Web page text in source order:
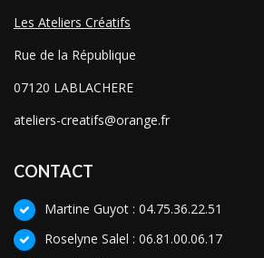
Les Ateliers Créatifs
Rue de la République
07120 LABLACHERE
ateliers-creatifs@orange.fr
CONTACT
Martine Guyot : 04.75.36.22.51
Roselyne Salel : 06.81.00.06.17